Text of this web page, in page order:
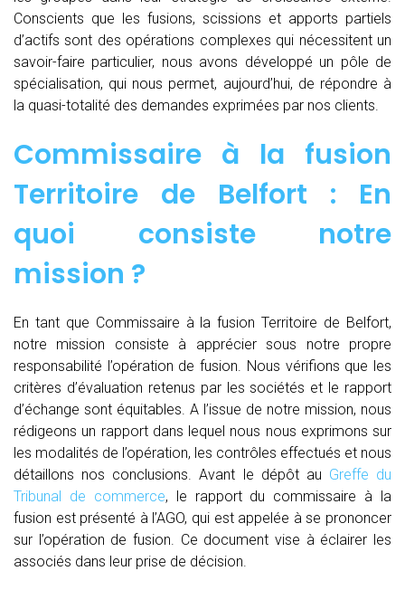
Conscients que les fusions, scissions et apports partiels
d’actifs sont des opérations complexes qui nécessitent un
savoir-faire particulier, nous avons développé un pôle de
spécialisation, qui nous permet, aujourd’hui, de répondre à
la quasi-totalité des demandes exprimées par nos clients.
Commissaire à la fusion
Territoire de Belfort : En
quoi consiste notre
mission ?
En tant que Commissaire à la fusion Territoire de Belfort,
notre mission consiste à apprécier sous notre propre
responsabilité l’opération de fusion. Nous vérifions que les
critères d’évaluation retenus par les sociétés et le rapport
d’échange sont équitables. A l’issue de notre mission, nous
rédigeons un rapport dans lequel nous nous exprimons sur
les modalités de l’opération, les contrôles effectués et nous
détaillons nos conclusions. Avant le dépôt au Greffe du
Tribunal de commerce, le rapport du commissaire à la
fusion est présenté à l’AGO, qui est appelée à se prononcer
sur l’opération de fusion. Ce document vise à éclairer les
associés dans leur prise de décision.